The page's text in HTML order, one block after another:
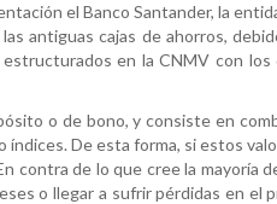
el Banco Santander, la
antiguas cajas de ahorros,
en la CNMV con los
o de bono, y consiste en
índices. De esta forma, si estos
contra de lo que cree la mayoría
o llegar a sufrir pérdidas en el